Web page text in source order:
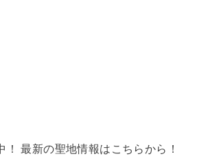
最新の聖地情報はこちらから！